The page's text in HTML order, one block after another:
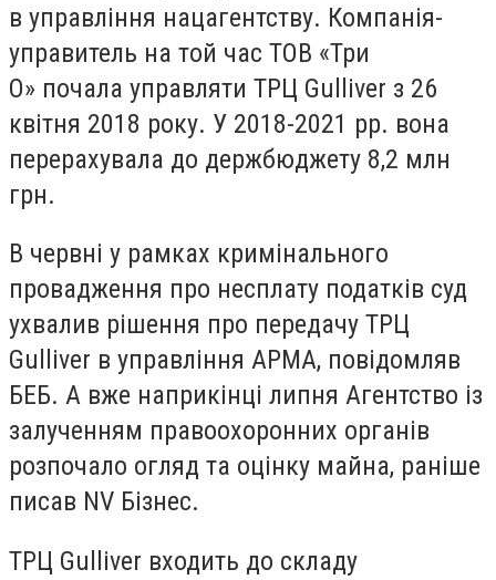
в управління нацагентству. Компанія-
управитель на той час ТОВ «Три
О» почала управляти ТРЦ Gulliver з 26
квітня 2018 року. У 2018-2021 рр. вона
перерахувала до держбюджету 8,2 млн
грн.
В червні у рамках кримінального
провадження про несплату податків суд
ухвалив рішення про передачу ТРЦ
Gulliver в управління АРМА, повідомляв
БЕБ. А вже наприкінці липня Агентство із
залученням правоохоронних органів
розпочало огляд та оцінку майна, раніше
писав NV Бізнес.
ТРЦ Gulliver входить до складу